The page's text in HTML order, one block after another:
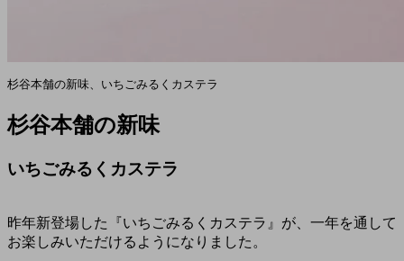
杉谷本舗の新味、いちごみるくカステラ
杉谷本舗の新味
いちごみるくカステラ
昨年新登場した『いちごみるくカステラ』が、一年を通して
お楽しみいただけるようになりました。